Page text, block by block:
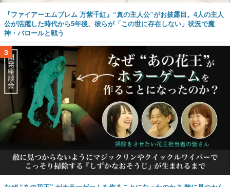
『ファイアーエムブレム 万紫千紅』“真の主人公”がお披露目。4人の主人
公が活躍した時代から5年後、彼らが「この世に存在しない」状況で魔
神・バロールと戦う
3